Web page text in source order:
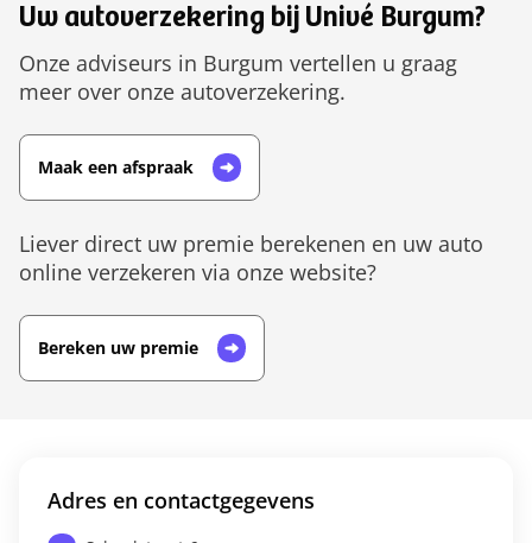
Uw autoverzekering bij Univé Burgum?
Onze adviseurs in Burgum vertellen u graag
meer over onze autoverzekering.
Maak een afspraak
Liever direct uw premie berekenen en uw auto
online verzekeren via onze website?
Bereken uw premie
Adres en contactgegevens